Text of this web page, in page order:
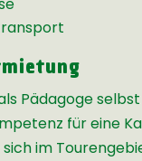
Pädagoge selbst
für eine
sich im